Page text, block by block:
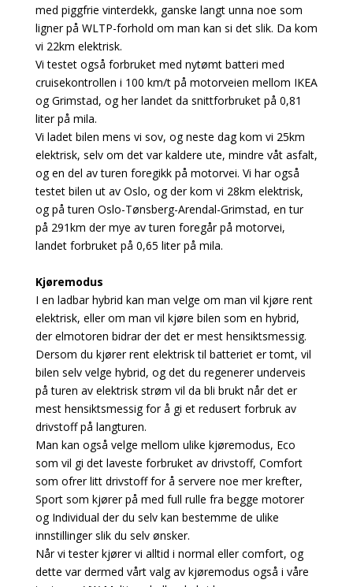
med piggfrie vinterdekk, ganske langt unna noe som
ligner på WLTP-forhold om man kan si det slik. Da kom
vi 22km elektrisk.
Vi testet også forbruket med nytømt batteri med
cruisekontrollen i 100 km/t på motorveien mellom IKEA
og Grimstad, og her landet da snittforbruket på 0,81
liter på mila.
Vi ladet bilen mens vi sov, og neste dag kom vi 25km
elektrisk, selv om det var kaldere ute, mindre våt asfalt,
og en del av turen foregikk på motorvei. Vi har også
testet bilen ut av Oslo, og der kom vi 28km elektrisk,
og på turen Oslo-Tønsberg-Arendal-Grimstad, en tur
på 291km der mye av turen foregår på motorvei,
landet forbruket på 0,65 liter på mila.
Kjøremodus
I en ladbar hybrid kan man velge om man vil kjøre rent
elektrisk, eller om man vil kjøre bilen som en hybrid,
der elmotoren bidrar der det er mest hensiktsmessig.
Dersom du kjører rent elektrisk til batteriet er tomt, vil
bilen selv velge hybrid, og det du regenerer underveis
på turen av elektrisk strøm vil da bli brukt når det er
mest hensiktsmessig for å gi et redusert forbruk av
drivstoff på langturen.
Man kan også velge mellom ulike kjøremodus, Eco
som vil gi det laveste forbruket av drivstoff, Comfort
som ofrer litt drivstoff for å servere noe mer krefter,
Sport som kjører på med full rulle fra begge motorer
og Individual der du selv kan bestemme de ulike
innstillinger slik du selv ønsker.
Når vi tester kjører vi alltid i normal eller comfort, og
dette var dermed vårt valg av kjøremodus også i våre